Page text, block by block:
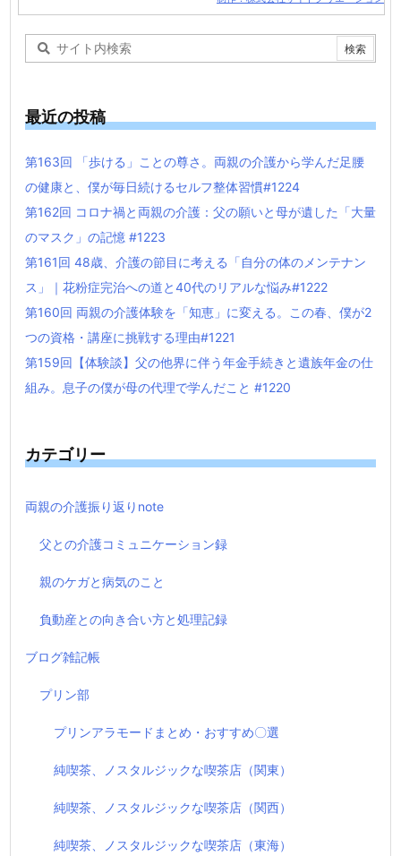
最近の投稿
第163回 「歩ける」ことの尊さ。両親の介護から学んだ足腰
の健康と、僕が毎日続けるセルフ整体習慣#1224
第162回 コロナ禍と両親の介護：父の願いと母が遺した「大量
のマスク」の記憶 #1223
第161回 48歳、介護の節目に考える「自分の体のメンテナン
ス」｜花粉症完治への道と40代のリアルな悩み#1222
第160回 両親の介護体験を「知恵」に変える。この春、僕が2
つの資格・講座に挑戦する理由#1221
第159回【体験談】父の他界に伴う年金手続きと遺族年金の仕
組み。息子の僕が母の代理で学んだこと #1220
カテゴリー
両親の介護振り返りnote
父との介護コミュニケーション録
親のケガと病気のこと
負動産との向き合い方と処理記録
ブログ雑記帳
プリン部
プリンアラモードまとめ・おすすめ〇選
純喫茶、ノスタルジックな喫茶店（関東）
純喫茶、ノスタルジックな喫茶店（関西）
純喫茶、ノスタルジックな喫茶店（東海）